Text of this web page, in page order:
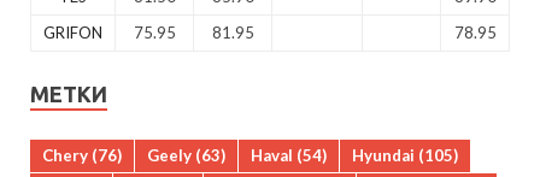
GRIFON
75.95 81.95 78.95
МЕТКИ
Chery (76) Geely (63) Haval (54) Hyundai (105)